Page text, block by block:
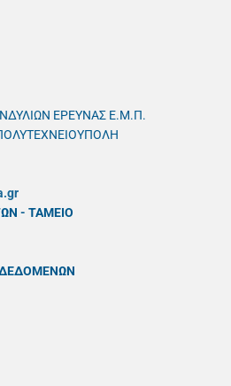
ΕΡΕΥΝΑΣ Ε.Μ.Π.
- ΤΑΜΕΙΟ
ΔΕΔΟΜΕΝΩΝ